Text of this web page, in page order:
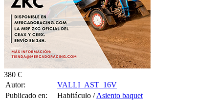
380 €
Autor:
VALLI_AST_16V
Publicado en:
Habitáculo /Asiento baquet